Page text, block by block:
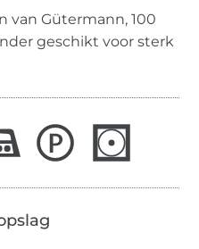
van Gütermann, 100
geschikt voor sterk